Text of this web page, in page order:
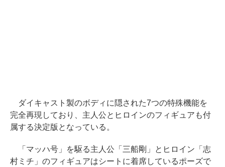
ダイキャスト製のボディに隠された7つの特殊機能を
完全再現しており、主人公とヒロインのフィギュアも付
属する決定版となっている。
「マッハ号」を駆る主人公「三船剛」とヒロイン「志
村ミチ」のフィギュアはシートに着席しているポーズで